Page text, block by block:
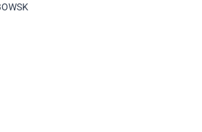
"CZY MSZ ZAMIERZA REAGOWAĆ?"